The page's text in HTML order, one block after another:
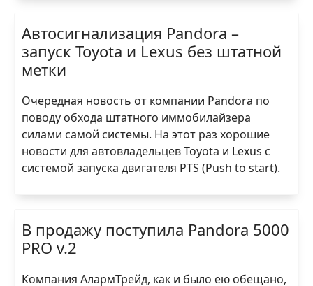
Автосигнализация Pandora –
запуск Toyota и Lexus без штатной
метки
Очередная новость от компании Pandora по
поводу обхода штатного иммобилайзера
силами самой системы. На этот раз хорошие
новости для автовладельцев Toyota и Lexus с
системой запуска двигателя PTS (Push to start).
В продажу поступила Pandora 5000
PRO v.2
Компания АлармТрейд, как и было ею обещано,